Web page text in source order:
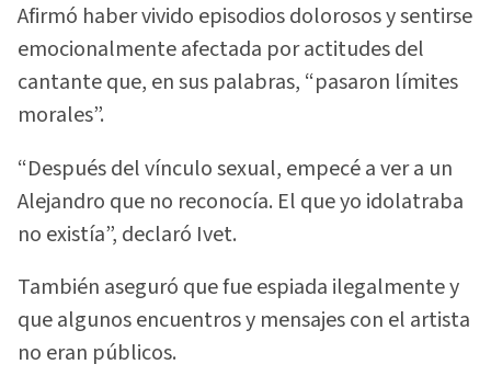
Afirmó haber vivido episodios dolorosos y sentirse
emocionalmente afectada por actitudes del
cantante que, en sus palabras, “pasaron límites
morales”.
“Después del vínculo sexual, empecé a ver a un
Alejandro que no reconocía. El que yo idolatraba
no existía”, declaró Ivet.
También aseguró que fue espiada ilegalmente y
que algunos encuentros y mensajes con el artista
no eran públicos.